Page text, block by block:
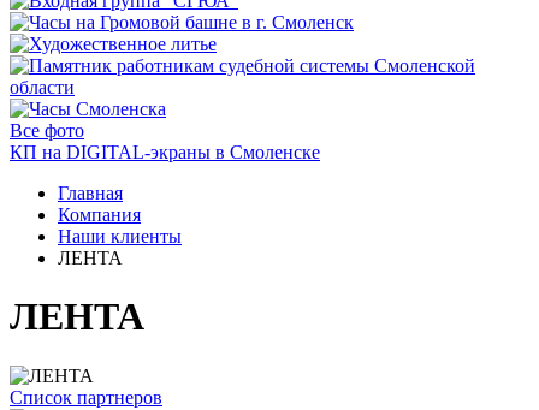
Все фото
КП на DIGITAL-экраны в Смоленске
Главная
Компания
Наши клиенты
ЛЕНТА
ЛЕНТА
Список партнеров